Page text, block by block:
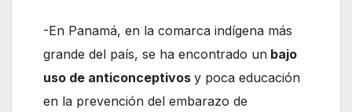
-En Panamá, en la comarca indígena más
grande del país, se ha encontrado un bajo
uso de anticonceptivos y poca educación
en la prevención del embarazo de